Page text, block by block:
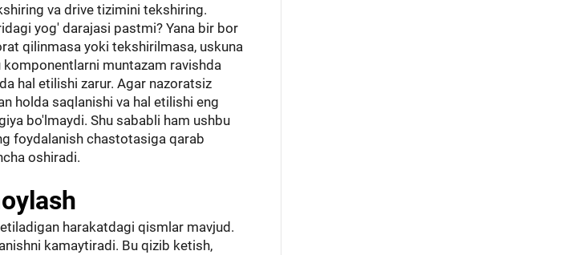
va drive tizimini tekshiring.
yog' darajasi pastmi? Yana bir bor
qilinmasa yoki tekshirilmasa, uskuna
muntazam ravishda
hal etilishi zarur. Agar nazoratsiz
holda saqlanishi va hal etilishi eng
bo'lmaydi. Shu sababli ham ushbu
foydalanish chastotasiga qarab
oshiradi.
harakatdagi qismlar mavjud.
kamaytiradi. Bu qizib ketish,